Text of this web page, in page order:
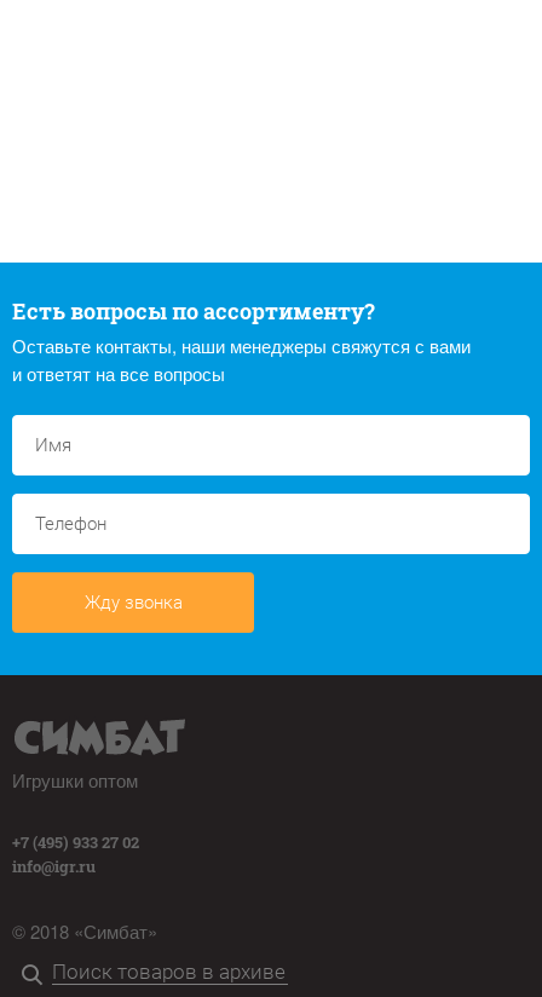
Есть вопросы по ассортименту?
Оставьте контакты, наши менеджеры свяжутся с вами
и ответят на все вопросы
Жду звонка
Игрушки оптом
+7 (495) 933 27 02
info@igr.ru
© 2018 «Симбат»